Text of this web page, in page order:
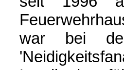
war bei
'Ne